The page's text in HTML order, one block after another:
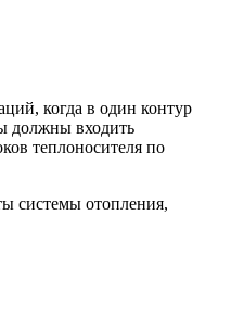
когда в один контур
должны входить
теплоносителя по
системы отопления,